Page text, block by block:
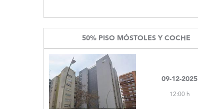
50% PISO MÓSTOLES Y COCHE
09-12-2025
12:00 h